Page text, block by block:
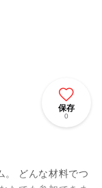
保存
0
。 どんな材料でつ